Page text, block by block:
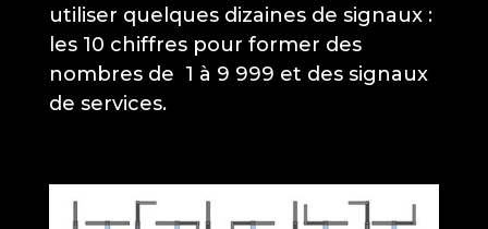
utiliser quelques dizaines de signaux :
les 10 chiffres pour former des
nombres de 1 à 9 999 et des signaux
de services.